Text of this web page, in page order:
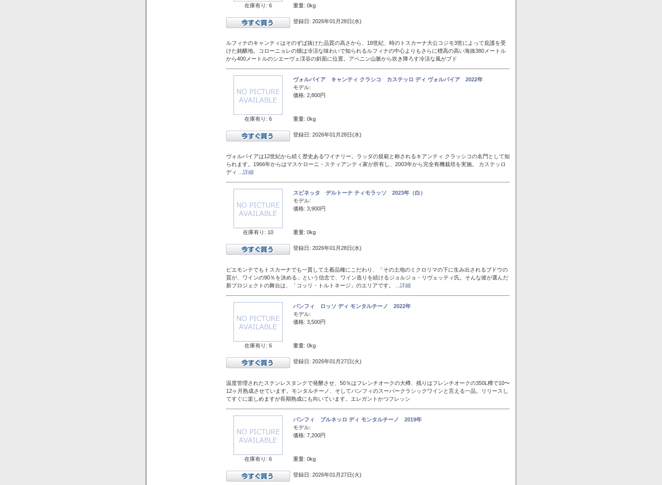
在庫有り: 6 重量: 0kg
登録日: 2026年01月28日(水)
ルフィナのキャンティはそのずば抜けた品質の高さから、18世紀、時のトスカーナ大公コジモ3世によって庇護を受
けた銘醸地。コローニョレの畑は冷涼な味わいで知られるルフィナの中心よりもさらに標高の高い海抜380メートル
から400メートルのシエーヴェ渓谷の斜面に位置。アペニン山脈から吹き降ろす冷涼な風がブド
在庫有り: 6
ヴォルパイア キャンティ クラシコ カステッロ ディ ヴォルパイア 2022年
モデル:
価格: 2,800円
重量: 0kg
登録日: 2026年01月28日(水)
ヴォルパイアは12世紀から続く歴史あるワイナリー。ラッダの規範と称されるキアンティ クラッシコの名門として知
られます。1966年からはマスケローニ・スティアンティ家が所有し、2003年から完全有機栽培を実施。 カステッロ
ディ
...詳細
在庫有り: 10
スピネッタ デルトーナ ティモラッソ 2023年（白）
モデル:
価格: 3,900円
重量: 0kg
登録日: 2026年01月28日(水)
ピエモンテでもトスカーナでも一貫して土着品種にこだわり、「その土地のミクロリマの下に生み出されるブドウの
質が、ワインの90％を決める」という信念で、ワイン造りを続けるジョルジョ・リヴェッティ氏。そんな彼が選んだ
新プロジェクトの舞台は、「コッリ・トルトネージ」のエリアです。
...詳細
在庫有り: 6
バンフィ ロッソ ディ モンタルチーノ 2022年
モデル:
価格: 3,500円
重量: 0kg
登録日: 2026年01月27日(火)
温度管理されたステンレスタンクで発酵させ、50％はフレンチオークの大樽、残りはフレンチオークの350L樽で10〜
12ヶ月熟成させています。モンタルチーノ、そしてバンフィのスーパークラシックワインと言える一品。リリースし
てすぐに楽しめますが長期熟成にも向いています。エレガントかつフレッシ
在庫有り: 6
バンフィ ブルネッロ ディ モンタルチーノ 2019年
モデル:
価格: 7,200円
重量: 0kg
登録日: 2026年01月27日(火)